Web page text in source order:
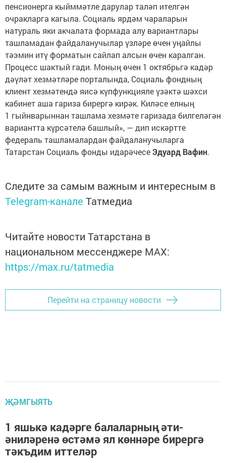
пенсионерга кыйммәтле дарулар таләп ителгән
очракларга кагыла. Социаль ярдәм чараларын
натураль яки акчалата формада алу вариантлары
ташламадан файдаланучылар үзләре өчен уңайлы
тәэмин итү форматын сайлап алсын өчен каралган.
Процесс шактый гади. Моның өчен 1 октябрьгә кадәр
дәүләт хезмәтләре порталында, Социаль фондның
клиент хезмәтендә яисә күпфункцияле үзәктә шәхси
кабинет аша гариза бирергә кирәк. Киләсе елның
1 гыйнварыннан ташлама хезмәте гаризада билгеләгән
вариантта күрсәтелә башлый», — дип искәртте
федераль ташламалардан файдаланучыларга
Татарстан Социаль фонды идарәчесеЭдуард Вафин.
Следите за самым важным и интересным в
Telegram-канале Татмедиа
Читайте новости Татарстана в
национальном мессенджере MАХ:
https://max.ru/tatmedia
Перейти на страницу новости
ҖӘМГЫЯТЬ
1 яшькә кадәрге балаларның әти-
әниләренә өстәмә ял көннәре бирергә
тәкъдим иттеләр